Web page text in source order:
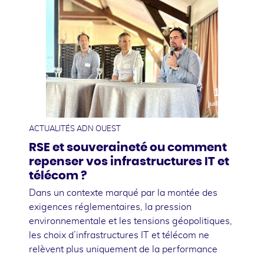
10
juillet
ACTUALITÉS ADN OUEST
RSE et souveraineté ou comment
repenser vos infrastructures IT et
télécom ?
Dans un contexte marqué par la montée des
exigences réglementaires, la pression
environnementale et les tensions géopolitiques,
les choix d’infrastructures IT et télécom ne
relèvent plus uniquement de la performance